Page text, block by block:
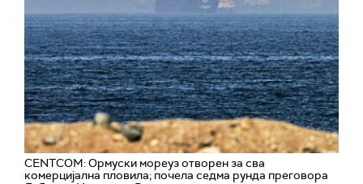
CENTCOM: Ормуски мореуз отворен за сва
комерцијална пловила; почела седма рунда преговора